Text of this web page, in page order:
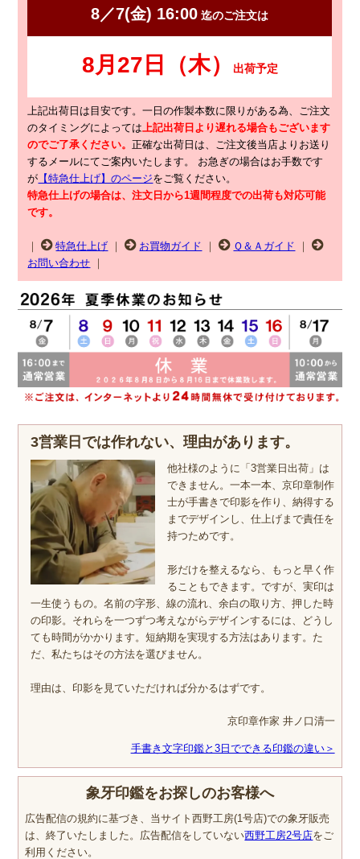
上記出荷日は目安です。一日の作製本数に限りがある為、ご注文
のタイミングによっては上記出荷日より遅れる場合もございます
のでご了承ください。正確な出荷日は、ご注文後当店よりお送り
するメールにてご案内いたします。 お急ぎの場合はお手数です
が 【特急仕上げ】のページをご覧ください。
特急仕上げの場合は、注文日から1週間程度での出荷も対応可能
です。
｜ 特急仕上げ ｜ お買物ガイド ｜ Ｑ＆Ａガイド ｜
お問い合わせ ｜
3営業日では作れない、理由があります。
他社様のように「3営業日出荷」は
できません。一本一本、京印章制作
士が手書きで印影を作り、納得する
までデザインし、仕上げまで責任を
持つためです。
形だけを整えるなら、もっと早く作
ることもできます。ですが、実印は
一生使うもの。名前の字形、線の流れ、余白の取り方、押した時
の印影。それらを一つずつ考えながらデザインするには、どうし
ても時間がかかります。短納期を実現する方法はあります。た
だ、私たちはその方法を選びません。
理由は、印影を見ていただければ分かるはずです。
京印章作家 井ノ口清一
手書き文字印鑑と3日でできる印鑑の違い＞
象牙印鑑をお探しのお客様へ
広告配信の規約に基づき、当サイト西野工房(1号店)での象牙販売
は、終了いたしました。広告配信をしていない西野工房2号店をご
利用ください。